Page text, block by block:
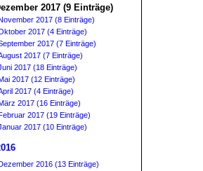
2017 (9 Einträge)
2017 (8 Einträge)
2017 (4 Einträge)
2017 (7 Einträge)
2017 (7 Einträge)
2017 (18 Einträge)
2017 (12 Einträge)
2017 (4 Einträge)
2017 (16 Einträge)
2017 (19 Einträge)
2017 (10 Einträge)
2016 (13 Einträge)